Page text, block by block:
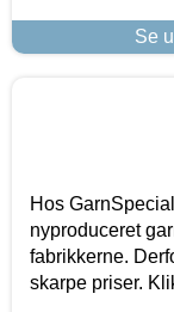
Se
Hos
nyproduceret
fabrikkerne.
skarpe priser.